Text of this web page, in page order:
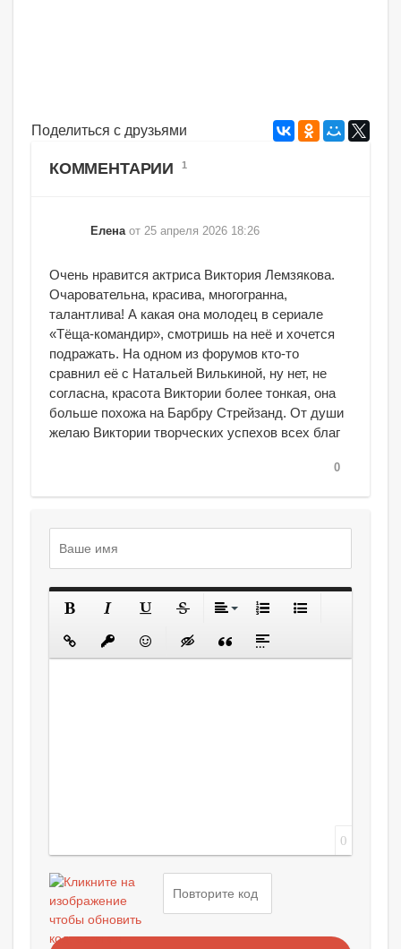
Поделиться с друзьями
КОММЕНТАРИИ 1
Елена от 25 апреля 2026 18:26
0
Очень нравится актриса Виктория Лемзякова.
Очаровательна, красива, многогранна,
талантлива! А какая она молодец в сериале
«Тёща-командир», смотришь на неё и хочется
подражать. На одном из форумов кто-то
сравнил её с Натальей Вилькиной, ну нет, не
согласна, красота Виктории более тонкая, она
больше похожа на Барбру Стрейзанд. От души
желаю Виктории творческих успехов всех благ
0